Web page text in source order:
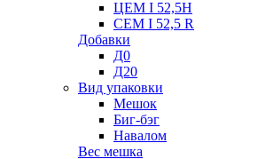
ЦЕМ I 52,5Н
CEM I 52,5 R
Добавки
Д0
Д20
Вид упаковки
Мешок
Биг-бэг
Навалом
Вес мешка